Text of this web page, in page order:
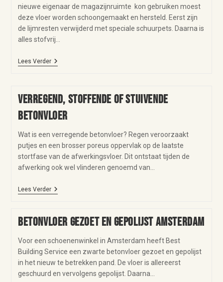
nieuwe eigenaar de magazijnruimte kon gebruiken moest
deze vloer worden schoongemaakt en hersteld. Eerst zijn
de lijmresten verwijderd met speciale schuurpets. Daarna is
alles stofvrij…
Lees Verder
Verregend, stoffende of stuivende
betonvloer
Wat is een verregende betonvloer? Regen veroorzaakt
putjes en een brosser poreus oppervlak op de laatste
stortfase van de afwerkingsvloer. Dit ontstaat tijden de
afwerking ook wel vlinderen genoemd van…
Lees Verder
Betonvloer gezoet en gepolijst Amsterdam
Voor een schoenenwinkel in Amsterdam heeft Best
Building Service een zwarte betonvloer gezoet en gepolijst
in het nieuw te betrekken pand. De vloer is allereerst
geschuurd en vervolgens gepolijst. Daarna…